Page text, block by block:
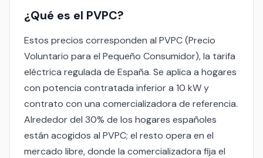
¿Qué es el PVPC?
Estos precios corresponden al PVPC (Precio
Voluntario para el Pequeño Consumidor), la tarifa
eléctrica regulada de España. Se aplica a hogares
con potencia contratada inferior a 10 kW y
contrato con una comercializadora de referencia.
Alrededor del 30% de los hogares españoles
están acogidos al PVPC; el resto opera en el
mercado libre, donde la comercializadora fija el